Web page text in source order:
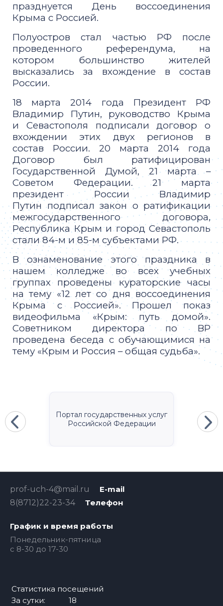
празднуется День воссоединения
Крыма с Россией.
Полуостров стал частью РФ после
проведенного референдума, на
котором большинство жителей
высказались за вхождение в состав
России.
18 марта 2014 года Президент РФ
Владимир Путин, руководство Крыма
и Севастополя подписали договор о
вхождении этих двух регионов в
состав России. 20 марта 2014 года
Договор был ратифицирован
Государственной Думой, 21 марта –
Советом Федерации. 21 марта
президент России Владимир
Путинподписал закон о ратификации
межгосударственного договора,
Республика Крыми город Севастополь
стали 84-м и 85-м субъектами РФ.
В ознаменование этого праздника в
нашем колледже во всех учебных
группах проведены кураторские часы
на тему «12 лет со дня воссоединения
Крыма с Россией». Прошел показ
видеофильма «Крым: путь домой».
Советником директора по ВР
проведена беседа с обучающимися на
тему «Крым и Россия – общая судьба».
Портал государственных услуг
Российской Федерации
E-mail
prof-uch-4@mail.ru
Телефон
8(8712)22-23-34
График и время работы
Понедельник-пятница
с 8-30 до 17-30
Статистика посещений
За сутки:
18